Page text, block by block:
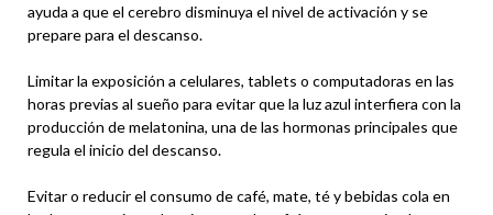
ayuda a que el cerebro disminuya el nivel de activación y se
prepare para el descanso.
Limitar la exposición a celulares, tablets o computadoras en las
horas previas al sueño para evitar que la luz azul interfiera con la
producción de melatonina, una de las hormonas principales que
regula el inicio del descanso.
Evitar o reducir el consumo de café, mate, té y bebidas cola en